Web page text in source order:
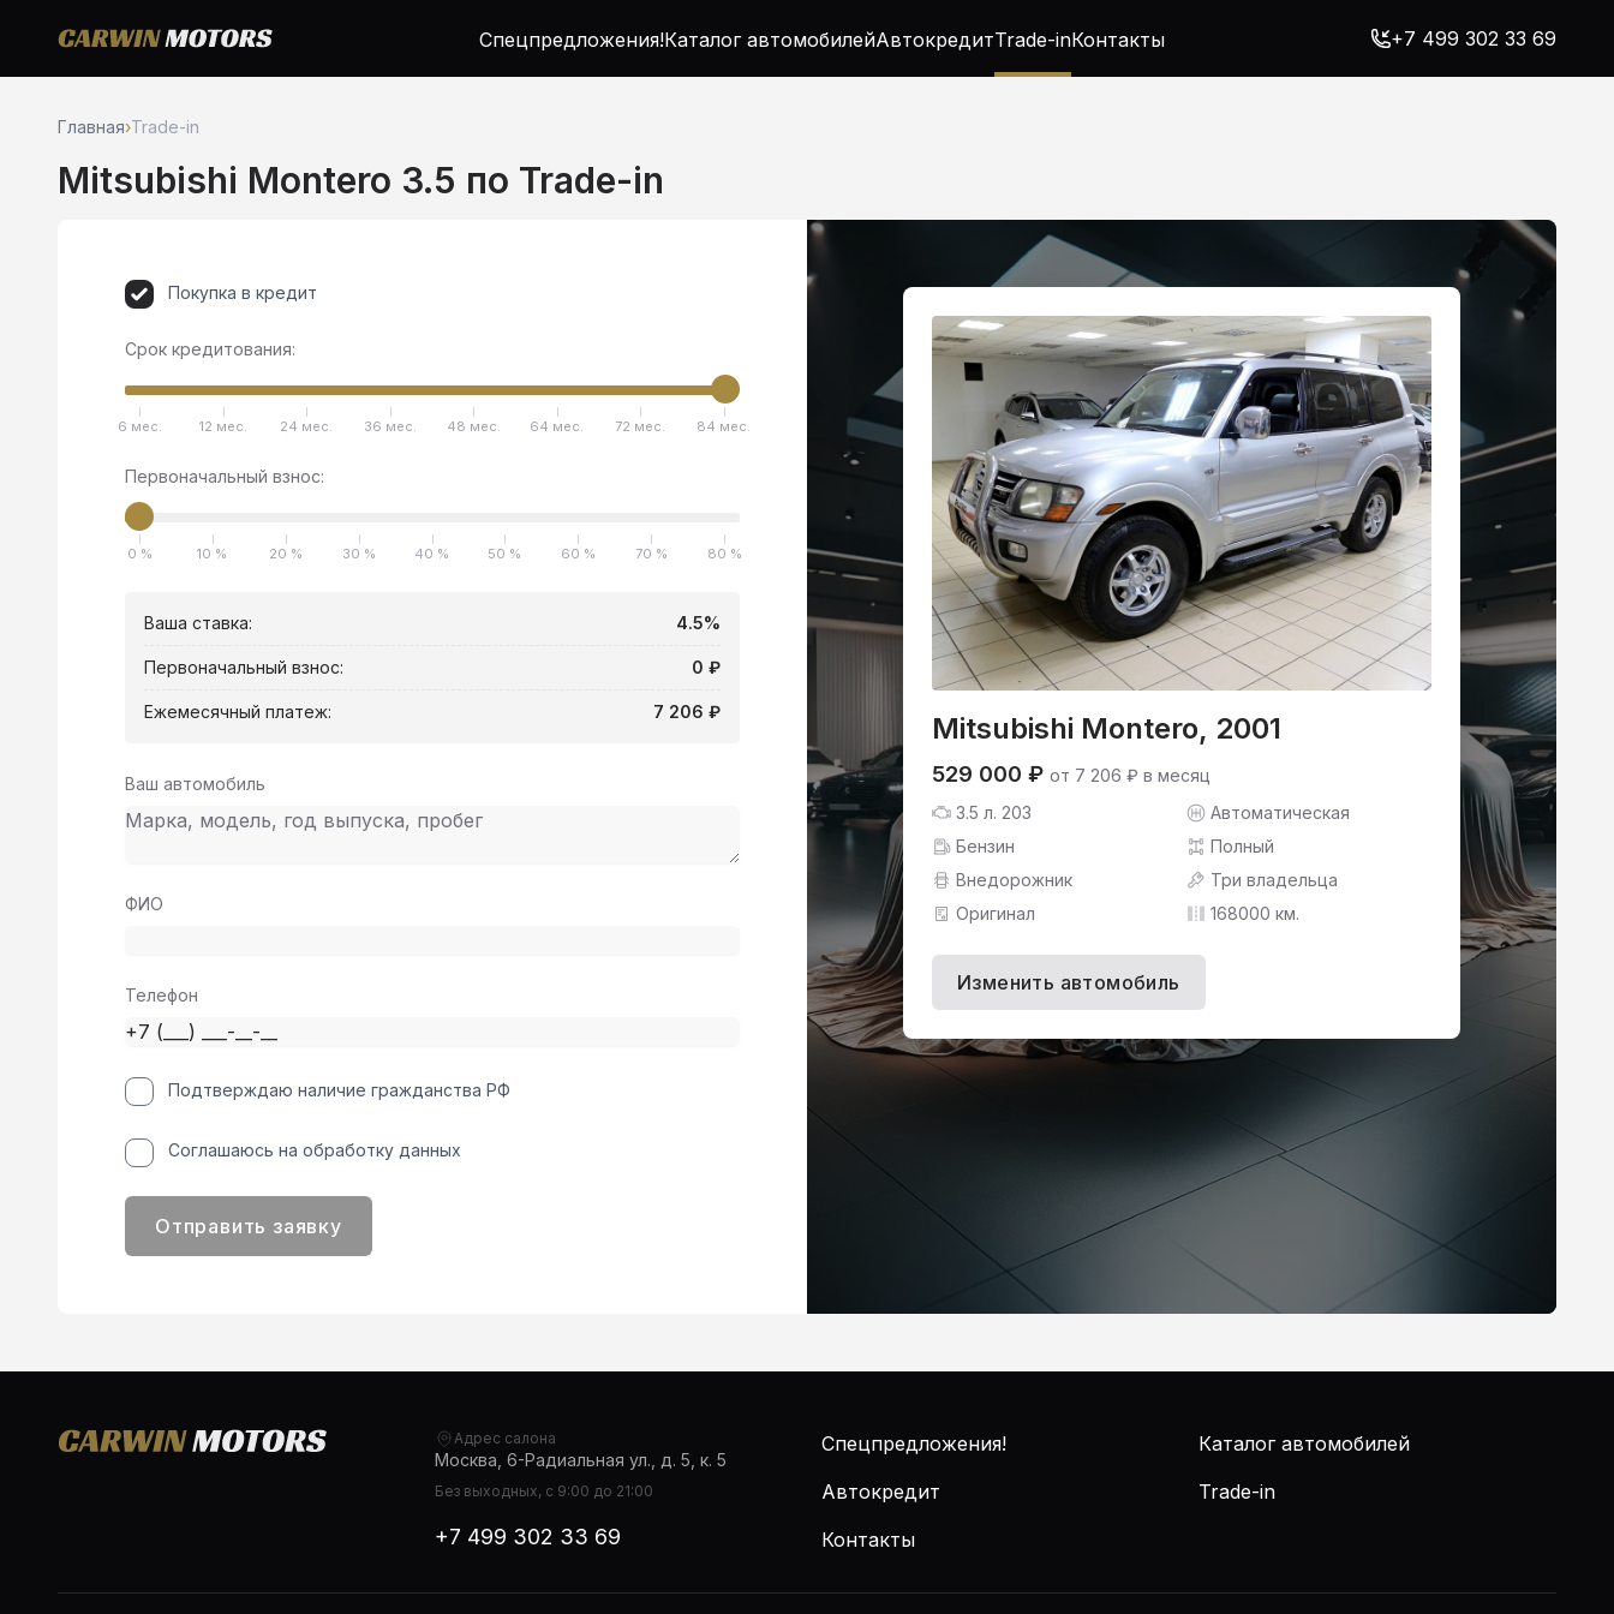
Спецпредложения!Каталог автомобилейАвтокредитTrade-inКонтакты +7 499 302 33 69
Главная›Trade-in
Mitsubishi Montero 3.5 по Trade-in
Mitsubishi Montero, 2001
529 000 ₽ от 7 206 ₽ в месяц
3.5 л. 203
Автоматическая
Бензин
Полный
Внедорожник
Три владельца
Оригинал
168000 км.
Изменить автомобиль
Покупка в кредит
Срок кредитования:
6 мес. 12 мес. 24 мес. 36 мес. 48 мес. 64 мес. 72 мес. 84 мес.
Первоначальный взнос:
0 % 10 % 20 % 30 % 40 % 50 % 60 % 70 % 80 %
Ваша ставка: 4.5%
Первоначальный взнос: 0 ₽
Ежемесячный платеж: 7 206 ₽
Ваш автомобиль
ФИО
Телефон
Подтверждаю наличие гражданства РФ
Соглашаюсь на обработку данных
Отправить заявку
Адрес салона
Москва, 6-Радиальная ул., д. 5, к. 5
Без выходных, с 9:00 до 21:00
+7 499 302 33 69
Спецпредложения!
Каталог автомобилей
Автокредит
Trade-in
Контакты